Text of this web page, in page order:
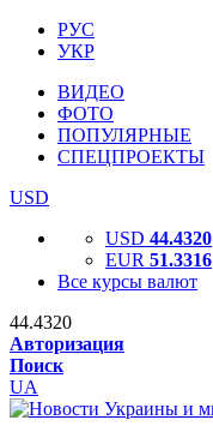
РУС
УКР
ВИДЕО
ФОТО
ПОПУЛЯРНЫЕ
СПЕЦПРОЕКТЫ
USD
USD 44.4320
EUR 51.3316
Все курсы валют
44.4320
Авторизация
Поиск
UA